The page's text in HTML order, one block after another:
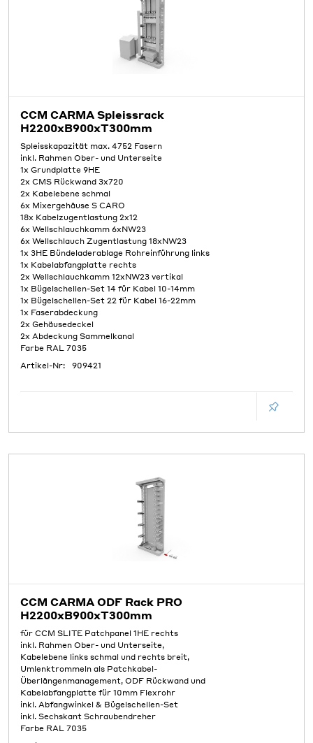
CCM CARMA Spleissrack
H2200xB900xT300mm
Spleisskapazität max. 4752 Fasern
inkl. Rahmen Ober- und Unterseite
1x Grundplatte 9HE
2x CMS Rückwand 3x720
2x Kabelebene schmal
6x Mixergehäuse S CARO
18x Kabelzugentlastung 2x12
6x Wellschlauchkamm 6xNW23
6x Wellschlauch Zugentlastung 18xNW23
1x 3HE Bündeladerablage Rohreinführung links
1x Kabelabfangplatte rechts
2x Wellschlauchkamm 12xNW23 vertikal
1x Bügelschellen-Set 14 für Kabel 10-14mm
1x Bügelschellen-Set 22 für Kabel 16-22mm
1x Faserabdeckung
2x Gehäusedeckel
2x Abdeckung Sammelkanal
Farbe RAL 7035
Artikel-Nr:
909421
CCM CARMA ODF Rack PRO
H2200xB900xT300mm
für CCM SLITE Patchpanel 1HE rechts
inkl. Rahmen Ober- und Unterseite,
Kabelebene links schmal und rechts breit,
Umlenktrommeln als Patchkabel-
Überlängenmanagement, ODF Rückwand und
Kabelabfangplatte für 10mm Flexrohr
inkl. Abfangwinkel & Bügelschellen-Set
inkl. Sechskant Schraubendreher
Farbe RAL 7035